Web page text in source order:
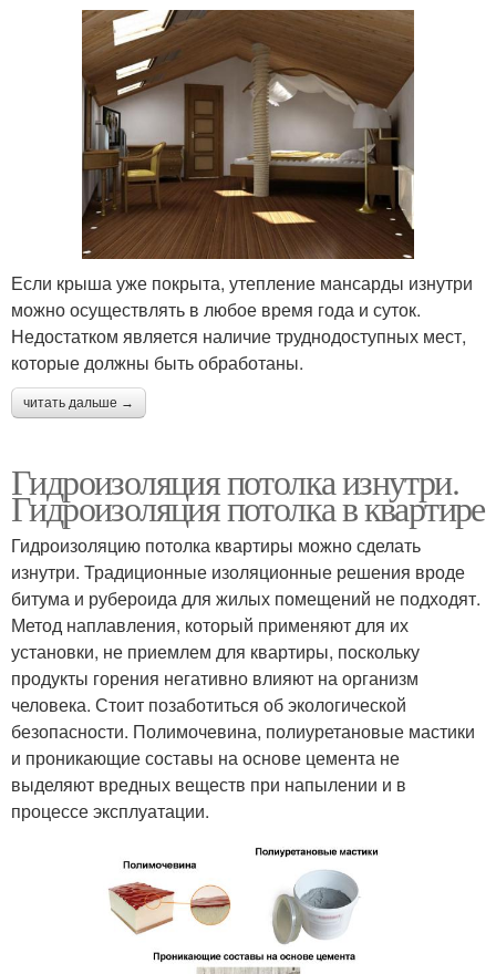
Если крыша уже покрыта, утепление мансарды изнутри
можно осуществлять в любое время года и суток.
Недостатком является наличие труднодоступных мест,
которые должны быть обработаны.
читать дальше →
Гидроизоляция потолка изнутри.
Гидроизоляция потолка в квартире
Гидроизоляцию потолка квартиры можно сделать
изнутри. Традиционные изоляционные решения вроде
битума и рубероида для жилых помещений не подходят.
Метод наплавления, который применяют для их
установки, не приемлем для квартиры, поскольку
продукты горения негативно влияют на организм
человека. Стоит позаботиться об экологической
безопасности. Полимочевина, полиуретановые мастики
и проникающие составы на основе цемента не
выделяют вредных веществ при напылении и в
процессе эксплуатации.